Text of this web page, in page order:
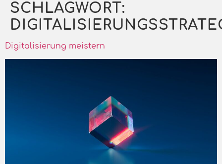
SCHLAGWORT:
Digitalisierung meistern